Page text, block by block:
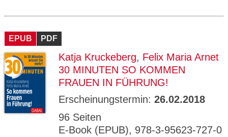
EPUB PDF
Katja Kruckeberg, Felix Maria Arnet
30 MINUTEN SO KOMMEN
FRAUEN IN FÜHRUNG!
Erscheinungstermin: 26.02.2018
96 Seiten
E-Book (EPUB), 978-3-95623-727-0